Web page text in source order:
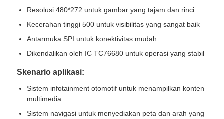
Tentang Kami
Tur Pabrik
Kontrol kualitas
Resolusi 480*272 untuk gambar yang tajam dan rinci
Kecerahan tinggi 500 untuk visibilitas yang sangat baik
Antarmuka SPI untuk konektivitas mudah
Dikendalikan oleh IC TC76680 untuk operasi yang stabil
Skenario aplikasi:
Sistem infotainment otomotif untuk menampilkan konten
multimedia
Sistem navigasi untuk menyediakan peta dan arah yang